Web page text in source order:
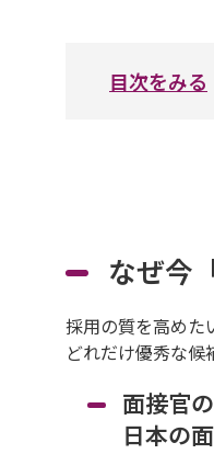
目次をみる
なぜ今
採用の質を高めた
どれだけ優秀な候
面接官
日本の